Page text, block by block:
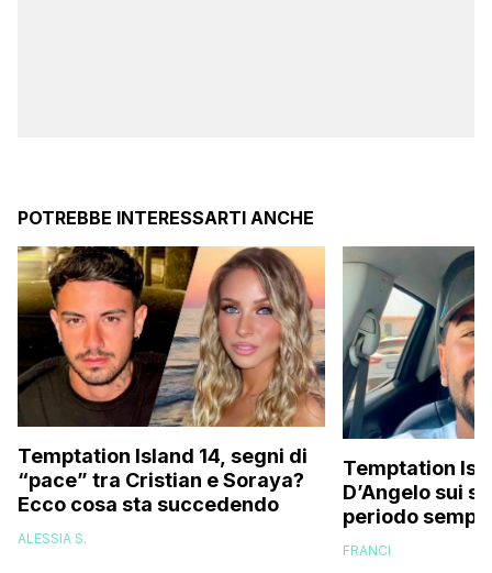
POTREBBE INTERESSARTI ANCHE
Temptation Island 14, segni di
“pace” tra Cristian e Soraya?
Ecco cosa sta succedendo
ALESSIA S.
Temptation
D’Angelo sui
periodo
fatica…”
FRANCI